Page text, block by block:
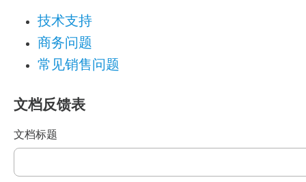
技术支持
商务问题
常见销售问题
文档反馈表
文档标题